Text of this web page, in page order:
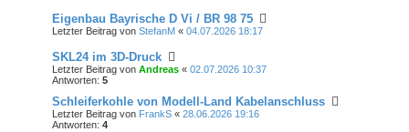
Eigenbau Bayrische D Vi / BR 98 75
Letzter Beitrag von StefanM « 04.07.2026 18:17
SKL24 im 3D-Druck
Letzter Beitrag von Andreas « 02.07.2026 10:37
Antworten: 5
Schleiferkohle von Modell-Land Kabelanschluss
Letzter Beitrag von FrankS « 28.06.2026 19:16
Antworten: 4